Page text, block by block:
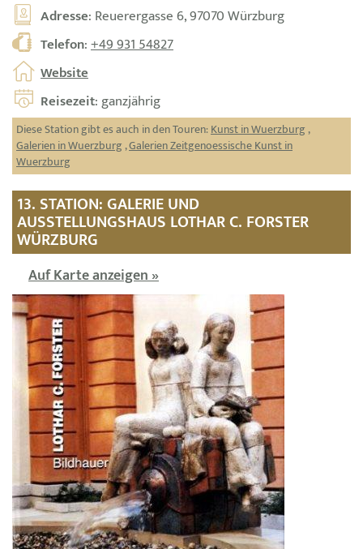
Adresse: Reuerergasse 6, 97070 Würzburg
Telefon:+49 931 54827
Website
Reisezeit: ganzjährig
Diese Station gibt es auch in den Touren:Kunst in Wuerzburg ,
Galerien in Wuerzburg ,Galerien Zeitgenoessische Kunst in
Wuerzburg
13. STATION: GALERIE UND
AUSSTELLUNGSHAUS LOTHAR C. FORSTER
WÜRZBURG
Auf Karte anzeigen »